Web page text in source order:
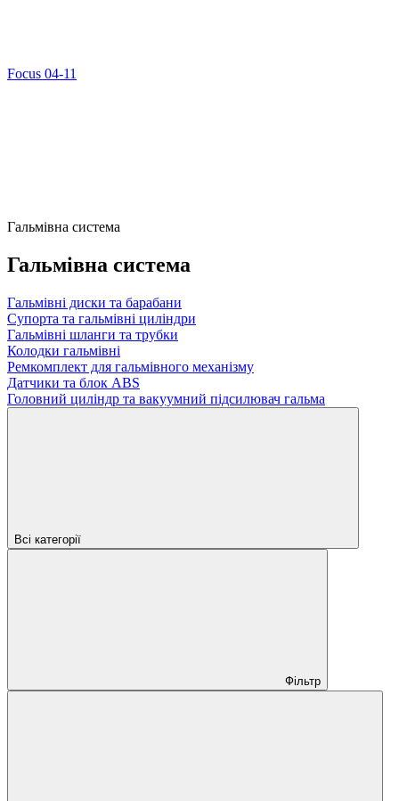
Focus 04-11
Гальмівна система
Гальмівна система
Гальмівні диски та барабани
Супорта та гальмівні циліндри
Гальмівні шланги та трубки
Колодки гальмівні
Ремкомплект для гальмівного механізму
Датчики та блок ABS
Головний циліндр та вакуумний підсилювач гальма
Всі категорії
Фільтр